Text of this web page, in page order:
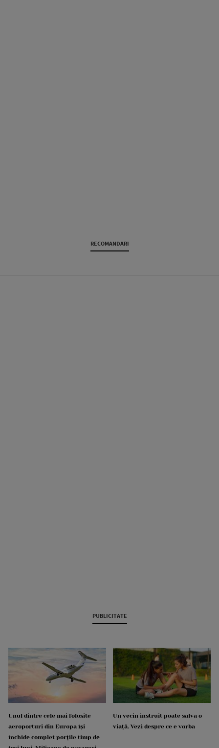
RECOMANDARI
PUBLICITATE
Unul dintre cele mai folosite
aeroporturi din Europa își
închide complet porțile timp de
Un vecin instruit poate salva o
viață. Vezi despre ce e vorba